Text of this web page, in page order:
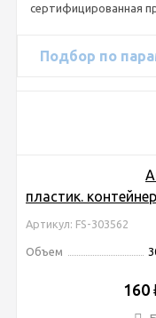
сертифицированная
Подбор по
пластик.
Артикул: FS-303562
Объем
160